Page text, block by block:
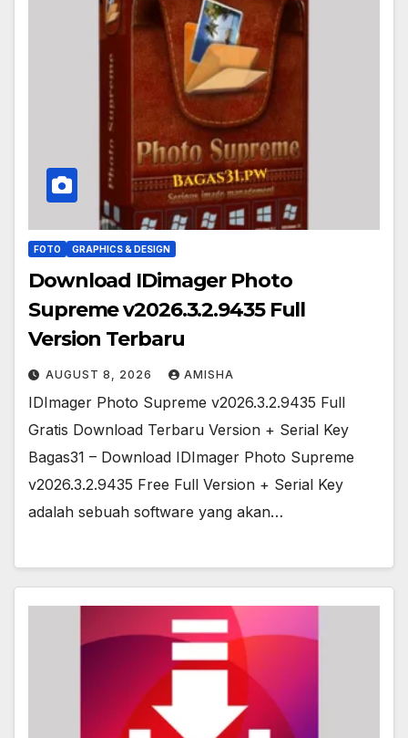
FOTO GRAPHICS & DESIGN
Download IDimager Photo
Supreme v2026.3.2.9435 Full
Version Terbaru
AUGUST 8, 2026 AMISHA
IDImager Photo Supreme v2026.3.2.9435 Full
Gratis Download Terbaru Version + Serial Key
Bagas31 – Download IDImager Photo Supreme
v2026.3.2.9435 Free Full Version + Serial Key
adalah sebuah software yang akan…